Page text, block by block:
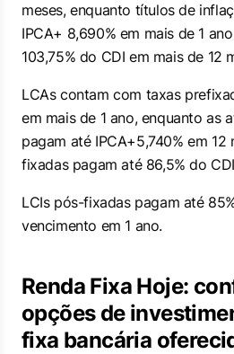
meses, enquanto títulos de
IPCA+ 8,690% em mais de 1
103,75% do CDI em mais de 12
LCAs contam com taxas
em mais de 1 ano, enquanto as
pagam até IPCA+5,740% em 12
fixadas pagam até 86,5% do
LCIs pós-fixadas pagam até
vencimento em 1 ano.
Renda Fixa Hoje:
opções de
fixa bancária